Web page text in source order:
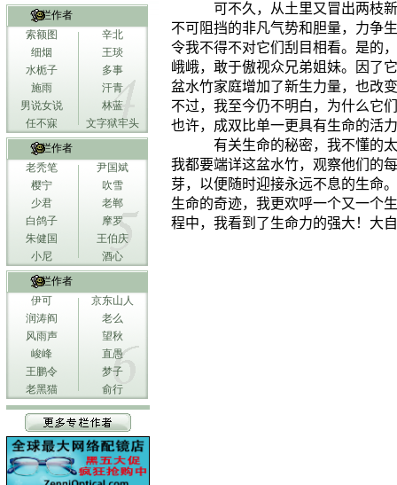
专栏作者
索额图
辛北
细烟
王琰
水栀子
多事
施雨
汗青
男说女说
林蓝
任不寐
文字狱牢头
专栏作者
老秃笔
尹国斌
樱宁
吹雪
少君
老郸
白鸽子
摩罗
朱健国
王伯庆
小尼
酒心
专栏作者
伊可
京东山人
润涛阎
老么
风雨声
望秋
峻峰
直愚
王鹏令
梦子
老黑猫
俞行
可不久，从土里又冒出两枝
不可阻挡的非凡气势和胆量，力争
令我不得不对它们刮目相看。是的
峨峨，敢于傲视众兄弟姐妹。因了
盆水竹家庭增加了新生力量，也改
不过，我至今仍不明白，为什么它
也许，成双比单一更具有生命的活
有关生命的秘密，我不懂的
我都要端详这盆水竹，观察他们的
芽，以便随时迎接永远不息的生命
生命的奇迹，我更欢呼一个又一个
程中，我看到了生命力的强大！大